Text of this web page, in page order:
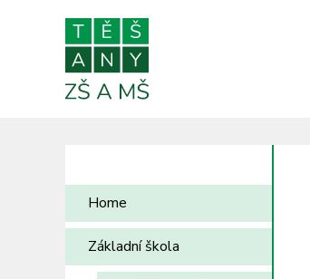
Home
Základní škola